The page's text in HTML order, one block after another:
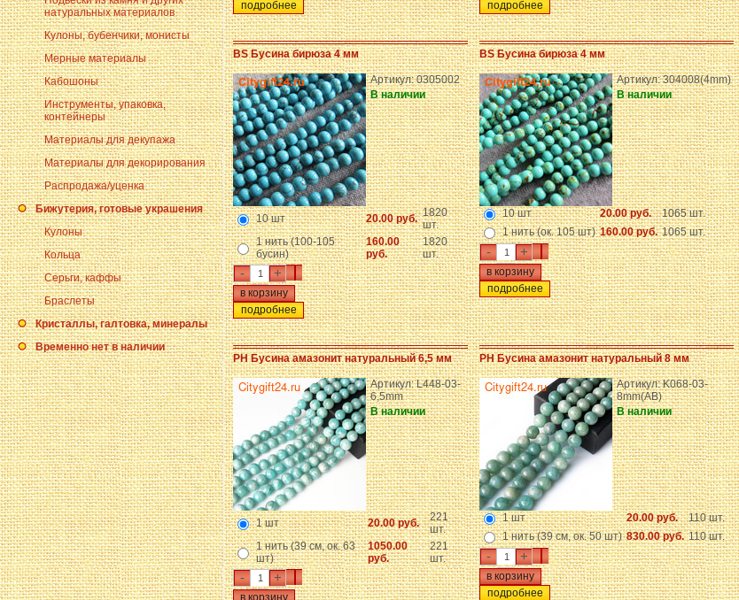
натуральных материалов
Кулоны, бубенчики, монисты
Мерные материалы
Кабошоны
Инструменты, упаковка,
контейнеры
Материалы для декупажа
Материалы для декорирования
Распродажа/уценка
Бижутерия, готовые украшения
Кулоны
Кольца
Серьги, каффы
Браслеты
Кристаллы, галтовка, минералы
Временно нет в наличии
подробнее подробнее
BS Бусина бирюза 4 мм
Артикул: 0305002
В наличии
10 шт 20.00 руб. 1820
шт.
1 нить (100-105
бусин)
160.00
руб.
1820
шт.
- +
подробнее
BS Бусина бирюза 4 мм
Артикул: 304008(4mm)
В наличии
10 шт 20.00 руб.
1065 шт.
1 нить (ок. 105 шт) 160.00 руб. 1065 шт.
- +
подробнее
PH Бусина амазонит натуральный 6,5 мм
Артикул: L448-03-
6,5mm
В наличии
1 шт 20.00 руб.
221
шт.
1 нить (39 см, ок. 63
шт)
1050.00
руб.
221
шт.
- +
PH Бусина амазонит натуральный 8 мм
Артикул: K068-03-
8mm(АВ)
В наличии
1 шт 20.00 руб.
110 шт.
1 нить (39 см, ок. 50 шт) 830.00 руб. 110 шт.
- +
подробнее